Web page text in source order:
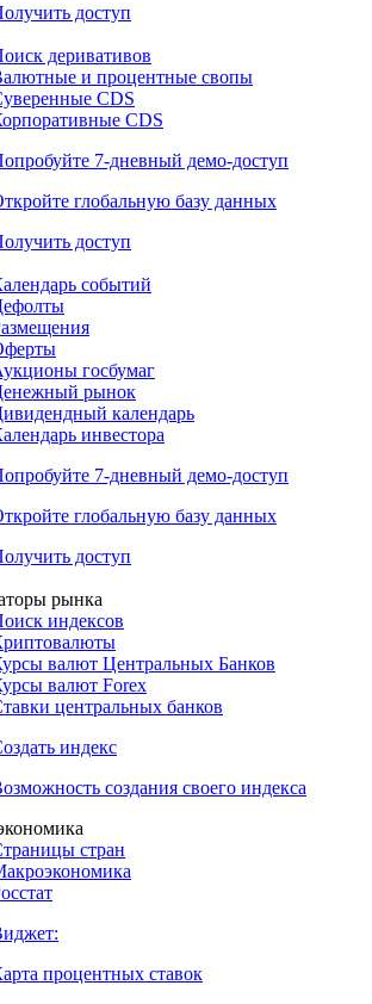
доступ
деривативов
и процентные свопы
CDS
CDS
7-дневный демо-доступ
глобальную базу данных
доступ
событий
госбумаг
рынок
календарь
инвестора
7-дневный демо-доступ
глобальную базу данных
доступ
рынка
индексов
валют Центральных Банков
валют Forex
центральных банков
индекс
создания своего индекса
стран
процентных ставок